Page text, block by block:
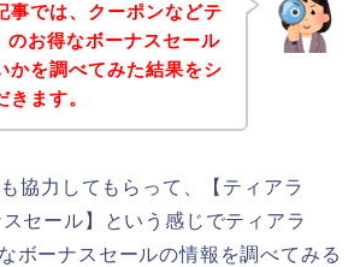
事では、クーポンなどテ
のお得なボーナスセール
かを調べてみた結果をシ
ます。
協力してもらって、【ティアラ
スセール】という感じでティアラ
ボーナスセールの情報を調べてみる